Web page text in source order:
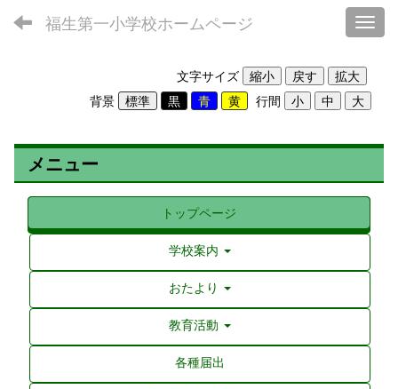
福生第一小学校ホームページ
文字サイズ
背景
行間
メニュー
トップページ
学校案内
おたより
教育活動
各種届出